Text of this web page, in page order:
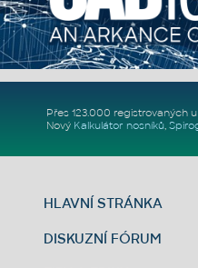
Přes 123.000 registrovaných
Nový Kalkulátor nosníků,
HLAVNÍ STRÁNKA
DISKUZNÍ FÓRUM